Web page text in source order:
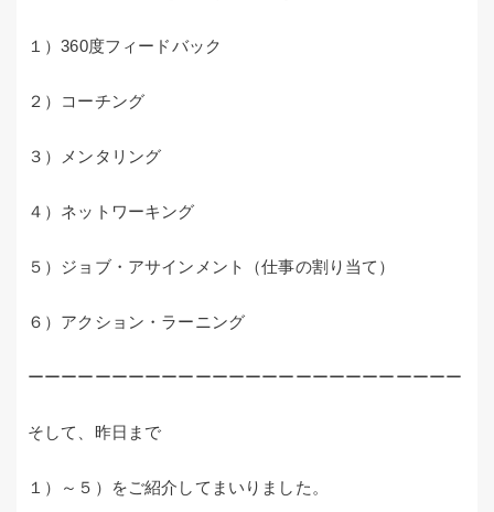
１）360度フィードバック
２）コーチング
３）メンタリング
４）ネットワーキング
５）ジョブ・アサインメント（仕事の割り当て）
６）アクション・ラーニング
ーーーーーーーーーーーーーーーーーーーーーーーーーー
そして、昨日まで
１）～５）をご紹介してまいりました。